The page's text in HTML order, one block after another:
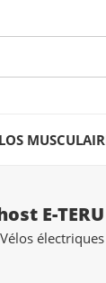
E-
Vélos électriques